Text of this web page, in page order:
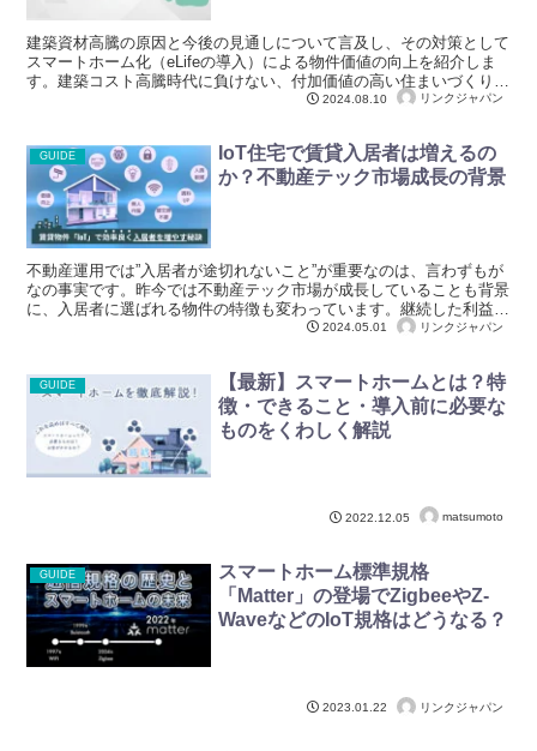
建築資材高騰の原因と今後の見通しについて言及し、その対策として
スマートホーム化（eLifeの導入）による物件価値の向上を紹介しま
す。建築コスト高騰時代に負けない、付加価値の高い住まいづくりの
2024.08.10 リンクジャパン
GUIDE
IoT住宅で賃貸入居者は増えるの
か？不動産テック市場成長の背景
不動産運用では”入居者が途切れないこと”が重要なのは、言わずもが
なの事実です。昨今では不動産テック市場が成長していることも背景
に、入居者に選ばれる物件の特徴も変わっています。継続した利益を
出すためには、ニーズに合わせて物件をアップデートしていかなけれ
ることで、賃貸入居者は増えるのでしょうか？ ランニングコストと
導入企業の声も合わせて紹介します。
2024.05.01 リンクジャパン
GUIDE
【最新】スマートホームとは？特
徴・できること・導入前に必要な
ものをくわしく解説
2022.12.05 matsumoto
GUIDE
スマートホーム標準規格
「Matter」の登場でZigbeeやZ-
WaveなどのIoT規格はどうなる？
2023.01.22 リンクジャパン